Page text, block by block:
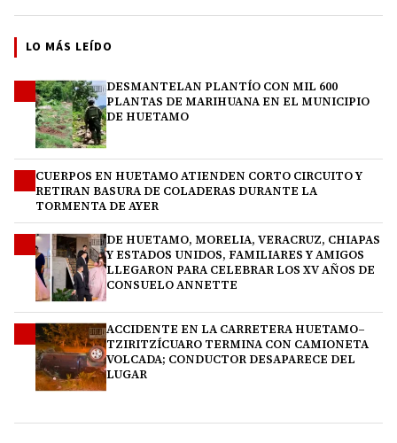
LO MÁS LEÍDO
DESMANTELAN PLANTÍO CON MIL 600
PLANTAS DE MARIHUANA EN EL MUNICIPIO
DE HUETAMO
CUERPOS EN HUETAMO ATIENDEN CORTO CIRCUITO Y
RETIRAN BASURA DE COLADERAS DURANTE LA
TORMENTA DE AYER
DE HUETAMO, MORELIA, VERACRUZ, CHIAPAS
Y ESTADOS UNIDOS, FAMILIARES Y AMIGOS
LLEGARON PARA CELEBRAR LOS XV AÑOS DE
CONSUELO ANNETTE
ACCIDENTE EN LA CARRETERA HUETAMO–
TZIRITZÍCUARO TERMINA CON CAMIONETA
VOLCADA; CONDUCTOR DESAPARECE DEL
LUGAR